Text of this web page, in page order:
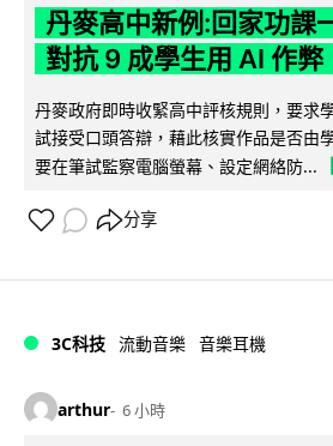
丹麥高中新例:回家功課
對抗 9 成學生用 AI 作弊
丹麥政府即時收緊高中評核規則，要求
試接受口頭答辯，藉此核實作品是否由
要在筆試監察電腦螢幕、設定網絡防...
分享
3C科技 流動音樂 音樂耳機
arthur 6 小時